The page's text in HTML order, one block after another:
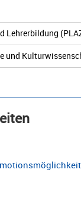
Lehrerbildung
und